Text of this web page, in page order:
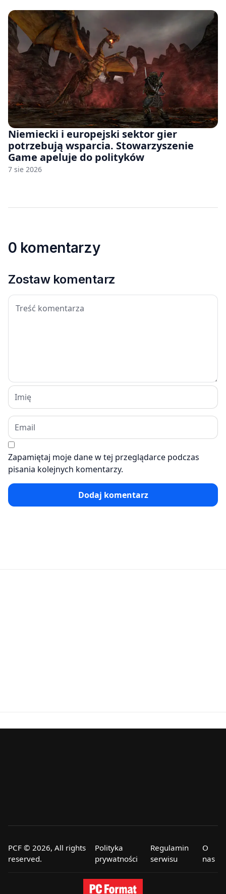
Niemiecki i europejski sektor gier
potrzebują wsparcia. Stowarzyszenie
Game apeluje do polityków
7 sie 2026
0 komentarzy
Zostaw komentarz
Zapamiętaj moje dane w tej przeglądarce podczas
pisania kolejnych komentarzy.
Dodaj komentarz
PCF © 2026, All rights
reserved.
Polityka
prywatności
Regulamin
serwisu
O
nas